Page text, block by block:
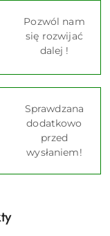
Pozwól nam
się rozwijać
dalej !
Sprawdzana
dodatkowo
przed
wysłaniem!